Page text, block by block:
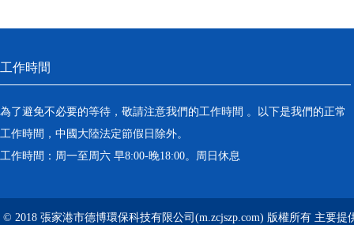
工作時間
為了避免不必要的等待，敬請注意我們的工作時間 。以下是我們的正常
工作時間，中國大陸法定節假日除外。
工作時間：周一至周六 早8:00-晚18:00。周日休息
© 2018 張家港市德博環保科技有限公司(m.zcjszp.com) 版權所有 主要提